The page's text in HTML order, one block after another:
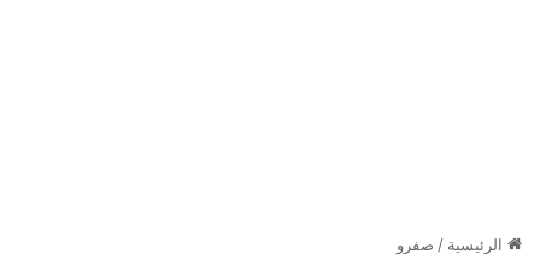
الرئيسية / صفرو